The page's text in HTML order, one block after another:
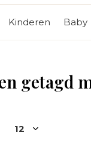
Kinderen Baby
getagd